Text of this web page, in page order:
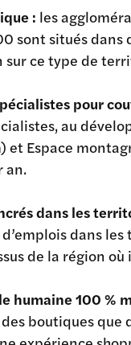
: les
sont situés dans
sur ce type de
pour
au
et Espace
an.
dans les
dans
de la région
humaine 100 %
boutiques que